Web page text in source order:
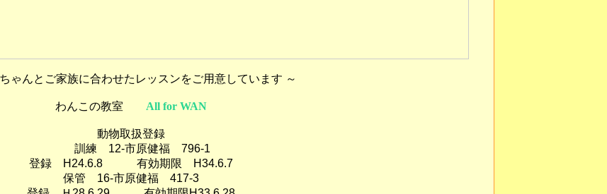
ゃんとご家族に合わせたレッスンをご用意しています ～
わんこの教室 All for WAN
動物取扱登録
訓練 12-市原健福 796-1
登録 H24.6.8 有効期限 H34.6.7
保管 16-市原健福 417-3